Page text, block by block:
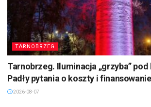
TARNOBRZEG
Tarnobrzeg. Iluminacja „grzyba”
Padły pytania o koszty i finansowanie
2026-08-07